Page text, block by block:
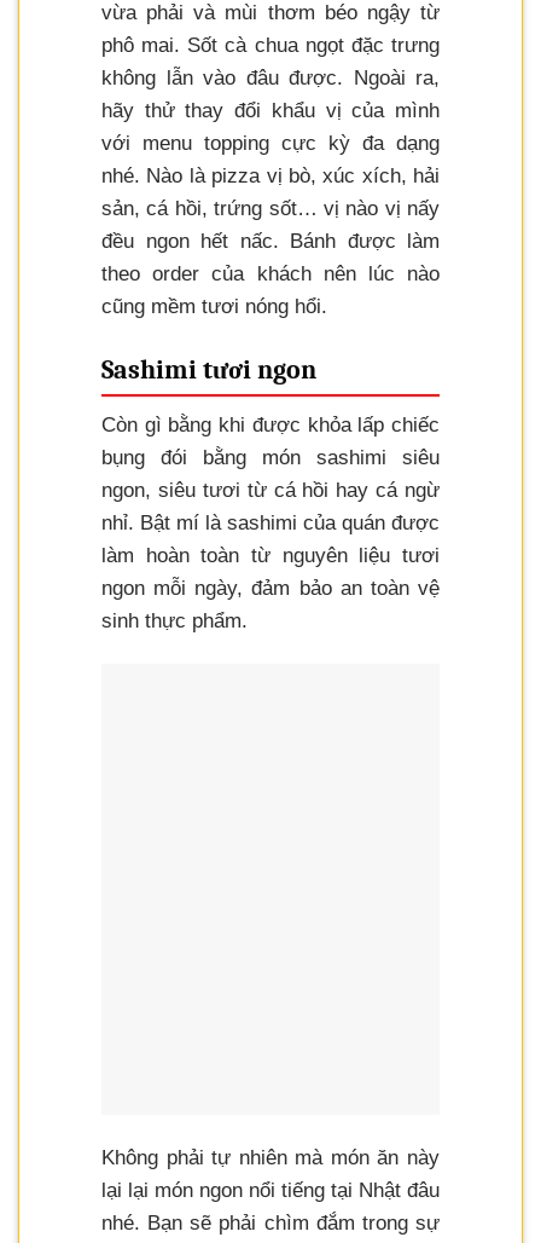
vừa phải và mùi thơm béo ngậy từ
phô mai. Sốt cà chua ngọt đặc trưng
không lẫn vào đâu được. Ngoài ra,
hãy thử thay đổi khẩu vị của mình
với menu topping cực kỳ đa dạng
nhé. Nào là pizza vị bò, xúc xích, hải
sản, cá hồi, trứng sốt… vị nào vị nấy
đều ngon hết nấc. Bánh được làm
theo order của khách nên lúc nào
cũng mềm tươi nóng hổi.
Sashimi tươi ngon
Còn gì bằng khi được khỏa lấp chiếc
bụng đói bằng món sashimi siêu
ngon, siêu tươi từ cá hồi hay cá ngừ
nhỉ. Bật mí là sashimi của quán được
làm hoàn toàn từ nguyên liệu tươi
ngon mỗi ngày, đảm bảo an toàn vệ
sinh thực phẩm.
Không phải tự nhiên mà món ăn này
lại lại món ngon nổi tiếng tại Nhật đâu
nhé. Bạn sẽ phải chìm đắm trong sự